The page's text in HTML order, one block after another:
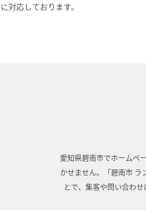
に対応しております。
愛知県碧南市でホームペ
かせません。「碧南市 ラ
とで、集客や問い合わ